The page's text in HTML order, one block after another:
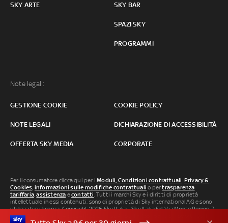
SKY ARTE SKY BAR
SPAZI SKY
PROGRAMMI
Note legali:
GESTIONE COOKIE COOKIE POLICY
NOTE LEGALI DICHIARAZIONE DI ACCESSIBILITÀ
OFFERTA SKY MEDIA CORPORATE
Per il consumatore clicca qui per iModuli, Condizioni contrattuali Privacy &
Cookies informazioni sulle modifiche contrattuali o pertrasparenza
tariffaria ,assistenza econtatti . Tutti i marchi Sky e i diritti di proprietà
intellettuale in essi contenuti, sono di proprietà di Sky international AG e sono
utilizzati su licenza. Copyright 2026 Sky Italia - Sky Italia Srl Via Monte Penice, 7 -
20138 Milano P.IVA 04619241005. SkyTG24: ISSN 3035-1537 e SkySport: ISSN